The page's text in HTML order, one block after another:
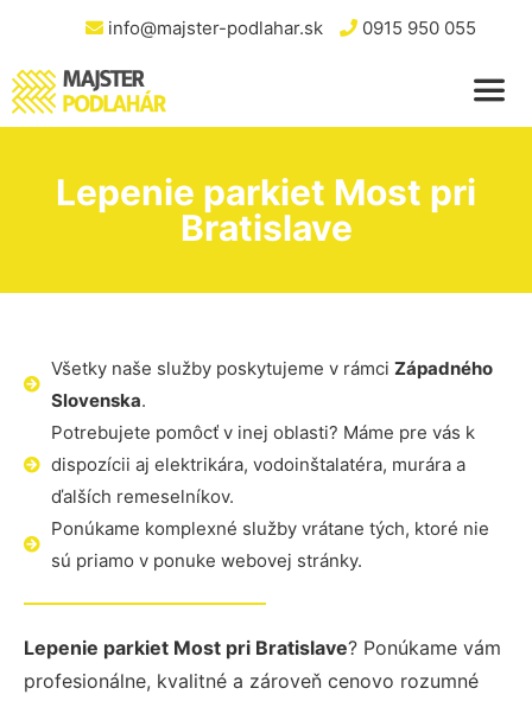
info@majster-podlahar.sk 0915 950 055
Lepenie parkiet Most pri
Bratislave
Všetky naše služby poskytujeme v rámci Západného
Slovenska.
Potrebujete pomôcť v inej oblasti? Máme pre vás k
dispozícii aj elektrikára, vodoinštalatéra, murára a
ďalších remeselníkov.
Ponúkame komplexné služby vrátane tých, ktoré nie
sú priamo v ponuke webovej stránky.
Lepenie parkiet Most pri Bratislave? Ponúkame vám
profesionálne, kvalitné a zároveň cenovo rozumné